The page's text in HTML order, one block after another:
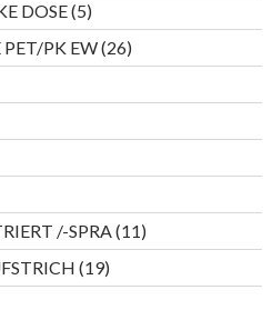
DOSE 55
Produkte
PK EW 2626
Produkte
/-SPRA 1111
Produkte
1919
Produkte